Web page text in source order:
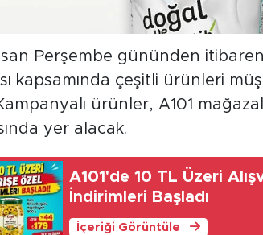
Perşembe gününden
kapsamında çeşitli ürünleri
ürünler, A101
yer alacak.
A101'de 10 TL Üzeri
İndirimleri Başladı
İçeriği Görüntüle